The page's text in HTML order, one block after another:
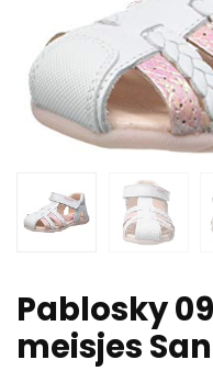
Pablosky
meisjes